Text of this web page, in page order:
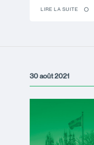
LIRE LA SUITE
30 août 2021